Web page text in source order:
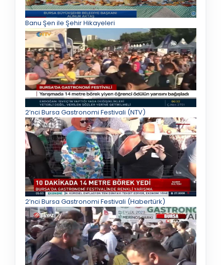
Banu Şen ile Şehir Hikayeleri
2’nci Bursa Gastronomi Festivali (NTV)
2’nci Bursa Gastronomi Festivali (Habertürk)